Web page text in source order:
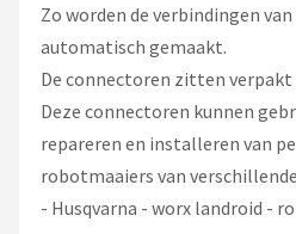
Zo worden de verbindingen
automatisch gemaakt.
De connectoren zitten verpakt
Deze connectoren kunnen
repareren en installeren van
robotmaaiers van
- Husqvarna - worx landroid -